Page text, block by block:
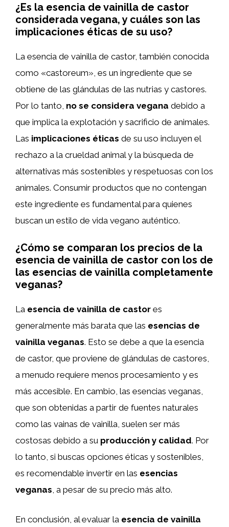
¿Es la esencia de vainilla de castor
considerada vegana, y cuáles son las
implicaciones éticas de su uso?
La esencia de vainilla de castor, también conocida
como «castoreum», es un ingrediente que se
obtiene de las glándulas de las nutrias y castores.
Por lo tanto, no se considera vegana debido a
que implica la explotación y sacrificio de animales.
Las implicaciones éticas de su uso incluyen el
rechazo a la crueldad animal y la búsqueda de
alternativas más sostenibles y respetuosas con los
animales. Consumir productos que no contengan
este ingrediente es fundamental para quienes
buscan un estilo de vida vegano auténtico.
¿Cómo se comparan los precios de la
esencia de vainilla de castor con los de
las esencias de vainilla completamente
veganas?
La esencia de vainilla de castor es
generalmente más barata que las esencias de
vainilla veganas. Esto se debe a que la esencia
de castor, que proviene de glándulas de castores,
a menudo requiere menos procesamiento y es
más accesible. En cambio, las esencias veganas,
que son obtenidas a partir de fuentes naturales
como las vainas de vainilla, suelen ser más
costosas debido a su producción y calidad. Por
lo tanto, si buscas opciones éticas y sostenibles,
es recomendable invertir en las esencias
veganas, a pesar de su precio más alto.
En conclusión, al evaluar la esencia de vainilla